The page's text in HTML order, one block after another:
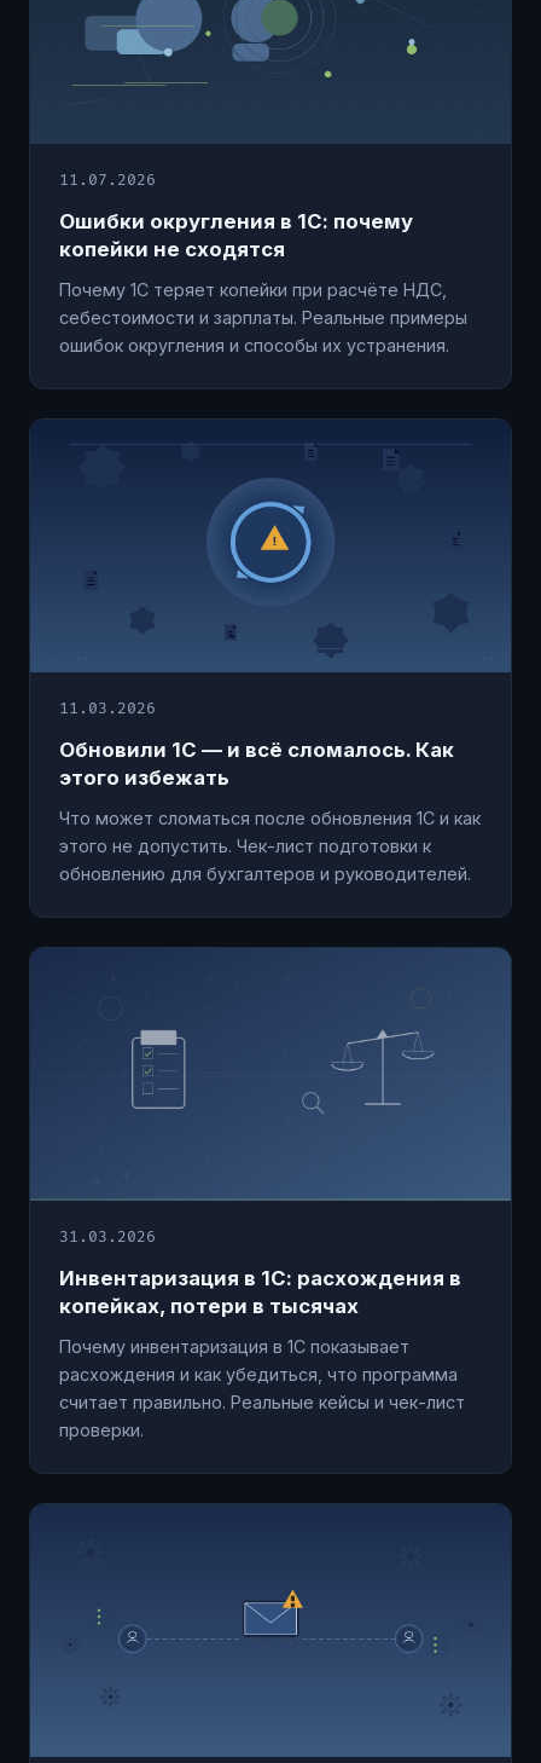
11.07.2026
Ошибки округления в 1С: почему
копейки не сходятся
Почему 1С теряет копейки при расчёте НДС,
себестоимости и зарплаты. Реальные примеры
ошибок округления и способы их устранения.
11.03.2026
Обновили 1С — и всё сломалось. Как
этого избежать
Что может сломаться после обновления 1С и как
этого не допустить. Чек-лист подготовки к
обновлению для бухгалтеров и руководителей.
31.03.2026
Инвентаризация в 1С: расхождения в
копейках, потери в тысячах
Почему инвентаризация в 1С показывает
расхождения и как убедиться, что программа
считает правильно. Реальные кейсы и чек-лист
проверки.